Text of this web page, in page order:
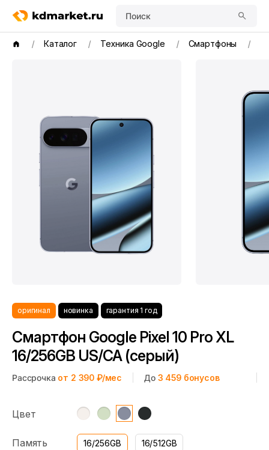
Поиск
Каталог Техника Google Смартфоны
оригинал новинка гарантия 1 год
Смартфон Google Pixel 10 Pro XL
16/256GB US/CA (серый)
Рассрочка от 2 390 ₽/мес До 3 459бонусов
Цвет
Память 16/256GB 16/512GB